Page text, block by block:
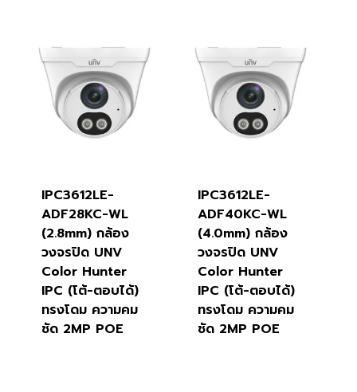
IPC3612LE-
ADF28KC-WL
(2.8mm) กล้อง
วงจรปิด UNV
Color Hunter
IPC (โต้-ตอบได้)
ทรงโดม ความคม
ชัด 2MP POE
IPC3612LE-
ADF40KC-WL
(4.0mm) กล้อง
วงจรปิด UNV
Color Hunter
IPC (โต้-ตอบได้)
ทรงโดม ความคม
ชัด 2MP POE